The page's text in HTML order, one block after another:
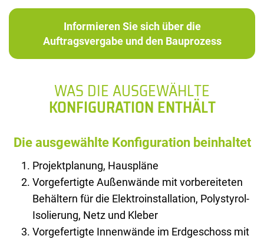
Informieren Sie sich über die
Auftragsvergabe und den Bauprozess
WAS DIE AUSGEWÄHLTE
KONFIGURATION ENTHÄLT
Die ausgewählte Konfiguration beinhaltet
Projektplanung, Hauspläne
Vorgefertigte Außenwände mit vorbereiteten
Behältern für die Elektroinstallation, Polystyrol-
Isolierung, Netz und Kleber
Vorgefertigte Innenwände im Erdgeschoss mit